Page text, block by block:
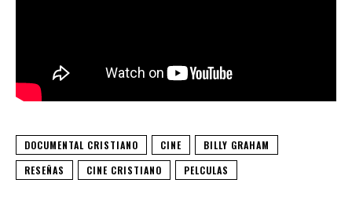
DOCUMENTAL CRISTIANO CINE
BILLY GRAHAM
RESEÑAS
CINE CRISTIANO PELCULAS